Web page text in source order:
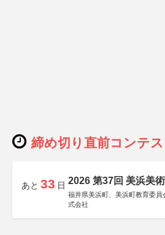
締め切り直前コンテス
あと 33 日 2026 第37回 美浜美
福井県美浜町、美浜町教育委
式会社